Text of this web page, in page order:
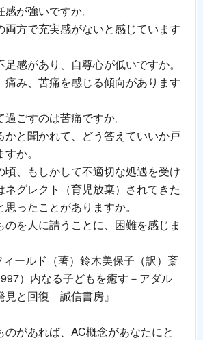
が強いですか。
両方で充実感がないと感じています
感があり、自尊心が低いですか。
痛み、苦痛を感じる傾向があります
ごすのは苦痛ですか。
かと聞かれて、どう答えていいか戸
か。
頃、もしかして不適切な処遇を受け
ネグレクト（育児放棄）されてきた
ったことがありますか。
を人に請うことに、困難を感じま
ィールド（著）鈴木美保子（訳）斎
）内なる子どもを癒す－アダル
見と回復 誠信書房』
のがあれば、AC概念があなたにと